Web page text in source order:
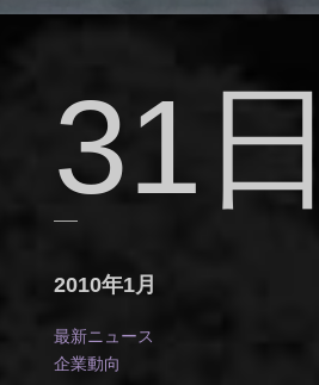
31日
2010年1月
最新ニュース
企業動向